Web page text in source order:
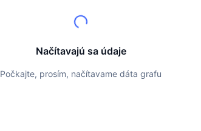
Načítavajú sa údaje
Počkajte, prosím, načítavame dáta grafu